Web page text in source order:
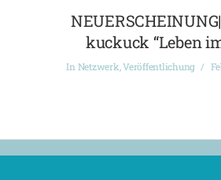
kuckuck “Leben
In Netzwerk,Veröffentlichung